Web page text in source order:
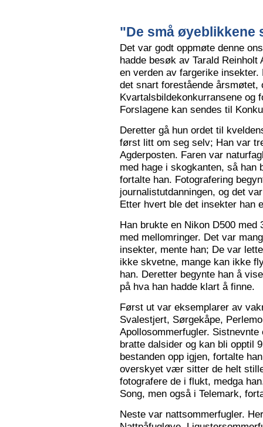
"De små øyeblikkene
Det var godt oppmøte denne
hadde besøk av Tarald
en verden av fargerike
det snart forestående
Kvartalsbildekonkurransene og
Forslagene kan sendes til
Deretter gå hun ordet til
først litt om seg selv; Han var
Agderposten. Faren var
med hage i skogkanten, så han
fortalte han. Fotografering
journalistutdanningen, og det
Etter hvert ble det insekter han
Han brukte en Nikon D500
med mellomringer. Det var
insekter, mente han; De var
ikke skvetne, mange kan ikke
han. Deretter begynte han å
på hva han hadde klart å finne.
Først ut var eksemplarer av
Svalestjert, Sørgekåpe,
Apollosommerfugler.
bratte dalsider og kan bli opptil
bestanden opp igjen, fortalte
overskyet vær sitter de helt
fotografere de i flukt, medga
Song, men også i Telemark,
Neste var nattsommerfugler.